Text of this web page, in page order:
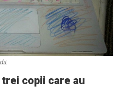
copii care au